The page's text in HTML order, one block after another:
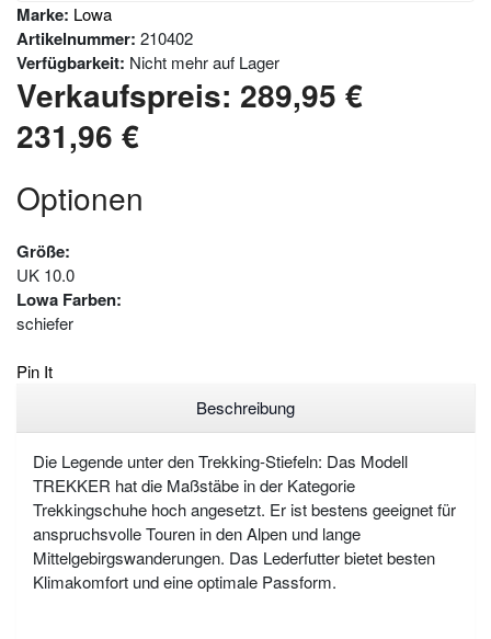
Marke: Lowa
Artikelnummer: 210402
Verfügbarkeit: Nicht mehr auf Lager
Verkaufspreis: 289,95 €
231,96 €
Optionen
Größe:
UK 10.0
Lowa Farben:
schiefer
Pin It
Beschreibung
Die Legende unter den Trekking-Stiefeln: Das Modell
TREKKER hat die Maßstäbe in der Kategorie
Trekkingschuhe hoch angesetzt. Er ist bestens geeignet für
anspruchsvolle Touren in den Alpen und lange
Mittelgebirgswanderungen. Das Lederfutter bietet besten
Klimakomfort und eine optimale Passform.